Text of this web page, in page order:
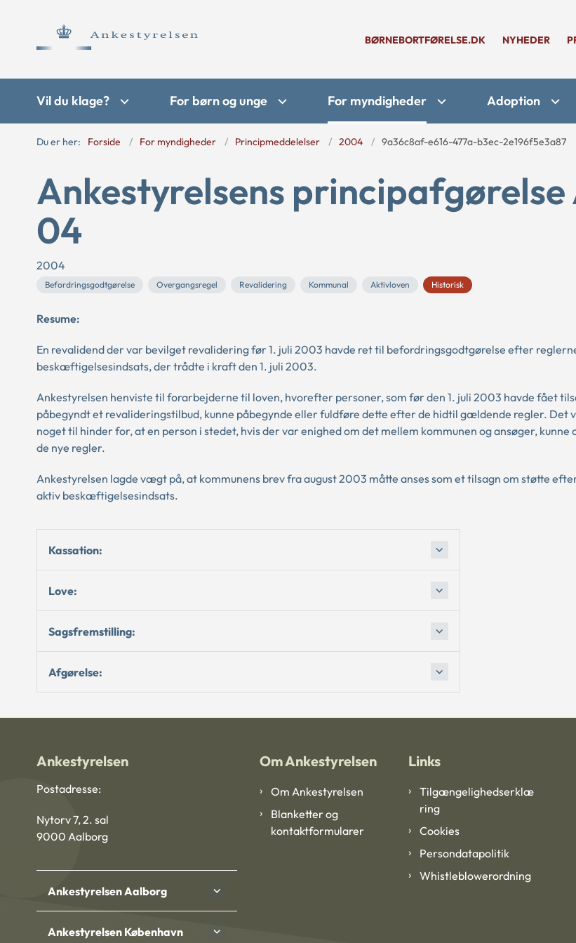
BØRNEBORTFØRELSE.DK NYHEDER
Vil du klage? For børn og unge For myndigheder Adoption
Du er her: Forside For myndigheder Principmeddelelser 2004 9a36c8af-e616-477a-b3ec-2e196f5e3a87
Ankestyrelsens
04
2004
Befordringsgodtgørelse Overgangsregel Revalidering Kommunal Aktivloven Historisk
Resume:
En revalidend der var bevilget revalidering før 1. juli 2003 havde ret til befordringsgodtgørelse efter
beskæftigelsesindsats, der trådte i kraft den 1. juli 2003.
Ankestyrelsen henviste til forarbejderne til loven, hvorefter personer, som før den 1. juli 2003 havde fået
påbegyndt et revalideringstilbud, kunne påbegynde eller fuldføre dette efter de hidtil gældende regler. Det
noget til hinder for, at en person i stedet, hvis der var enighed om det mellem kommunen og ansøger,
de nye regler.
Ankestyrelsen lagde vægt på, at kommunens brev fra august 2003 måtte anses som et tilsagn om støtte
aktiv beskæftigelsesindsats.
Kassation:
Love:
Sagsfremstilling:
Afgørelse:
Ankestyrelsen
Postadresse:
Nytorv 7, 2. sal
9000 Aalborg
Ankestyrelsen Aalborg
Ankestyrelsen København
Om Ankestyrelsen
Om Ankestyrelsen
Blanketter og
kontaktformularer
Links
Tilgængelighedserklæ
ring
Cookies
Persondatapolitik
Whistleblowerordning